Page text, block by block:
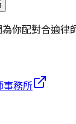
你配對合適律
事務所